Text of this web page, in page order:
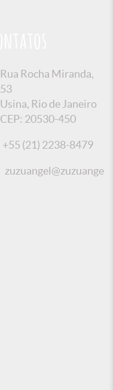
Rua Rocha Miranda,
53
Usina, Rio de Janeiro
CEP: 20530-450
+55 (21) 2238-8479